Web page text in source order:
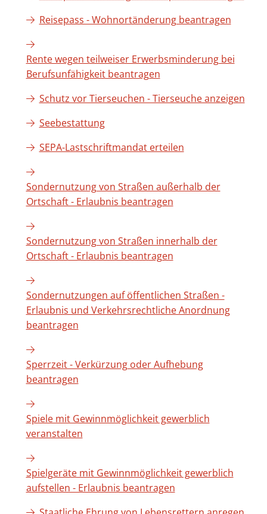
Reisepass - Wohnortänderung beantragen
Rente wegen teilweiser Erwerbsminderung bei
Berufsunfähigkeit beantragen
Schutz vor Tierseuchen - Tierseuche anzeigen
Seebestattung
SEPA-Lastschriftmandat erteilen
Sondernutzung von Straßen außerhalb der
Ortschaft - Erlaubnis beantragen
Sondernutzung von Straßen innerhalb der
Ortschaft - Erlaubnis beantragen
Sondernutzungen auf öffentlichen Straßen -
Erlaubnis und Verkehrsrechtliche Anordnung
beantragen
Sperrzeit - Verkürzung oder Aufhebung
beantragen
Spiele mit Gewinnmöglichkeit gewerblich
veranstalten
Spielgeräte mit Gewinnmöglichkeit gewerblich
aufstellen - Erlaubnis beantragen